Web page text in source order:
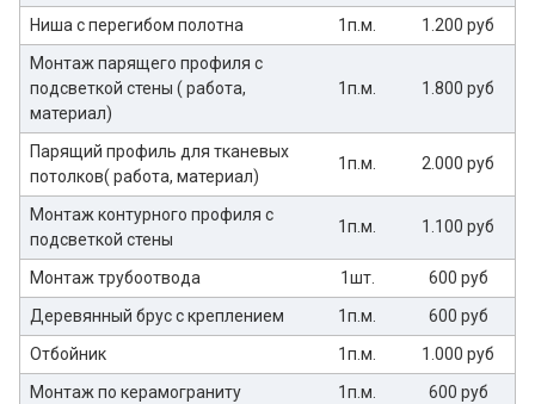
Ниша с перегибом полотна
1п.м.
1.200 руб
Монтаж парящего профиля с
подсветкой стены ( работа,
материал)
1п.м. 1.800 руб
Парящий профиль для тканевых
потолков( работа, материал)
1п.м. 2.000 руб
Монтаж контурного профиля с
подсветкой стены
1п.м. 1.100 руб
Монтаж трубоотвода 1шт.
600 руб
Деревянный брус с креплением
1п.м.
600 руб
Отбойник
1п.м.
1.000 руб
Монтаж по керамограниту
1п.м.
600 руб